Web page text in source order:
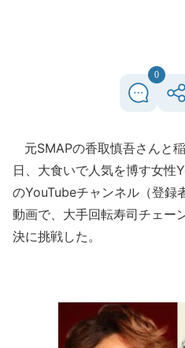
0
元SMAPの香取慎吾さんと
日、大食いで人気を博す女性
のYouTubeチャンネル（登録
動画で、大手回転寿司チェー
決に挑戦した。